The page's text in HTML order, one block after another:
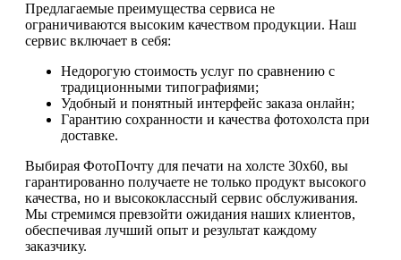
Предлагаемые преимущества сервиса не
ограничиваются высоким качеством продукции. Наш
сервис включает в себя:
Недорогую стоимость услуг по сравнению с
традиционными типографиями;
Удобный и понятный интерфейс заказа онлайн;
Гарантию сохранности и качества фотохолста при
доставке.
Выбирая ФотоПочту для печати на холсте 30х60, вы
гарантированно получаете не только продукт высокого
качества, но и высококлассный сервис обслуживания.
Мы стремимся превзойти ожидания наших клиентов,
обеспечивая лучший опыт и результат каждому
заказчику.